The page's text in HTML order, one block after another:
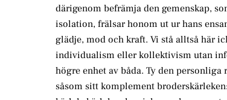
därigenom befrämja den gemenskap,
isolation, frälsar honom ut ur hans
glädje, mod och kraft. Vi stå alltså här
individualism eller kollektivism utan
högre enhet av båda. Ty den
såsom sitt komplement